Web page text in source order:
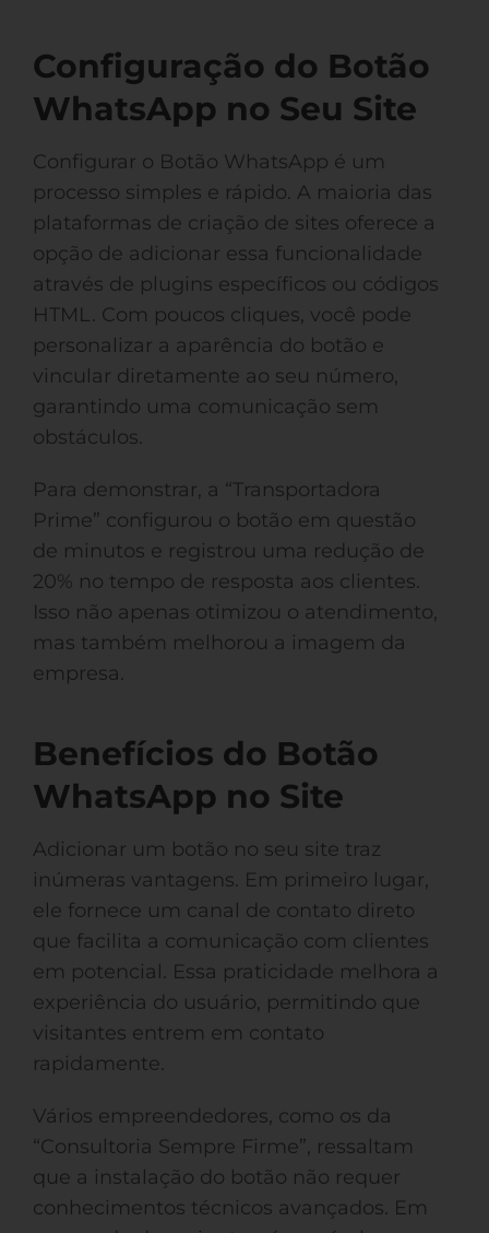
Configuração do Botão
WhatsApp no Seu Site
Configurar o Botão WhatsApp é um
processo simples e rápido. A maioria das
plataformas de criação de sites oferece a
opção de adicionar essa funcionalidade
através de plugins específicos ou códigos
HTML. Com poucos cliques, você pode
personalizar a aparência do botão e
vincular diretamente ao seu número,
garantindo uma comunicação sem
obstáculos.
Para demonstrar, a “Transportadora
Prime” configurou o botão em questão
de minutos e registrou uma redução de
20% no tempo de resposta aos clientes.
Isso não apenas otimizou o atendimento,
mas também melhorou a imagem da
empresa.
Benefícios do Botão
WhatsApp no Site
Adicionar um botão no seu site traz
inúmeras vantagens. Em primeiro lugar,
ele fornece um canal de contato direto
que facilita a comunicação com clientes
em potencial. Essa praticidade melhora a
experiência do usuário, permitindo que
visitantes entrem em contato
rapidamente.
Vários empreendedores, como os da
“Consultoria Sempre Firme”, ressaltam
que a instalação do botão não requer
conhecimentos técnicos avançados. Em